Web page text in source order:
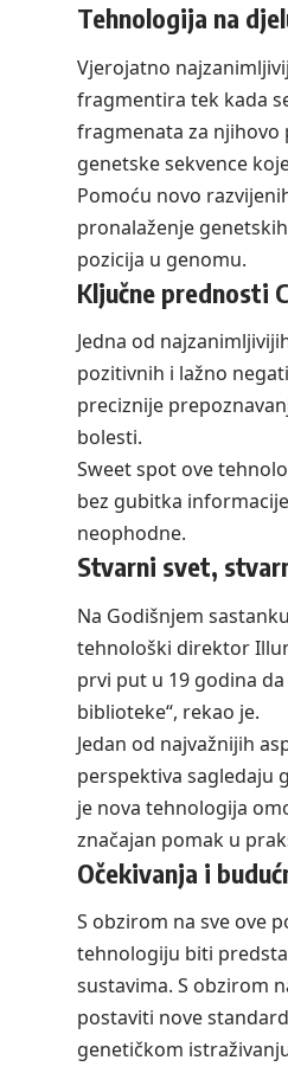
Tehnologija na
Vjerojatno
fragmentira tek kada
fragmenata za njihovo
genetske sekvence
Pomoću novo
pronalaženje
pozicija u genomu.
Ključne prednosti
Jedna od
pozitivnih i lažno
preciznije
bolesti.
Sweet spot ove
bez gubitka
neophodne.
Stvarni svet,
Na Godišnjem
tehnološki direktor
prvi put u 19 godina
biblioteke“, rekao je.
Jedan od najvažnijih
perspektiva sagledaju
je nova tehnologija
značajan pomak u
Očekivanja i
S obzirom na sve ove
tehnologiju biti
sustavima. S obzirom
postaviti nove
genetičkom